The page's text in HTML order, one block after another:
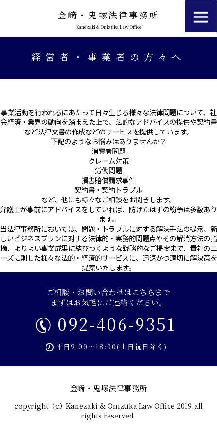
金﨑・鬼塚法律事務所
Kanezaki & Onizuka Law Office
経営者・事業者の方々へ
事業活動を行われるにあたって日々生じる様々な法律問題について、社
会経済・業界の動向を踏まえた上で、法的なアドバイスの提供や契約書
など法律文書の作成などのサービスを提供しています。
下記のようなお悩みはありませんか？
消費者問題
クレーム対策
労働問題
損害賠償請求事件
契約書・契約トラブル
など、他にも様々なご相談をお聞きします。
弁護士が事前にアドバイスをしていれば、防げたはずの紛争は多数あり
ます。
当法律事務所においては、問題・トラブルに対する解決手法の提示、新
しいビジネスプランに対する法律的・実務的問題点やその解消方法の指
摘、よりよい事業成果に結びつくような戦略的なご提案まで、貴社のニ
ーズに則した様々な法的・経済的サービスに、迅速かつ適切に解決策を
提案いたします。
ご相談・お問い合わせはこちらまで
まずはお気軽にご連絡ください。
092-406-9351
平日9:00～18:00(土日祝日除く)
金﨑・鬼塚法律事務所
copyright（c）Kanezaki & Onizuka Law Office 2019.all
rights reserved.